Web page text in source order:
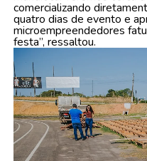
comercializando
quatro dias de evento e
microempreendedores
festa”, ressaltou.